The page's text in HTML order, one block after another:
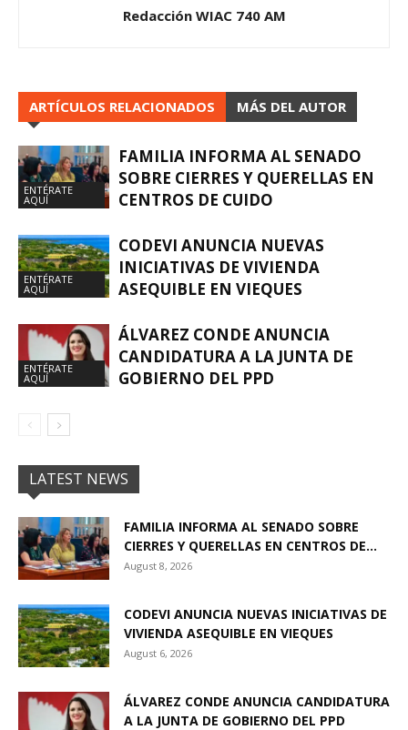
Redacción WIAC 740 AM
ARTÍCULOS RELACIONADOS MÁS DEL AUTOR
ENTÉRATE
AQUÍ
FAMILIA INFORMA AL SENADO
SOBRE CIERRES Y QUERELLAS EN
CENTROS DE CUIDO
ENTÉRATE
AQUÍ
CODEVI ANUNCIA NUEVAS
INICIATIVAS DE VIVIENDA
ASEQUIBLE EN VIEQUES
ENTÉRATE
AQUÍ
ÁLVAREZ CONDE ANUNCIA
CANDIDATURA A LA JUNTA DE
GOBIERNO DEL PPD
LATEST NEWS
FAMILIA INFORMA AL SENADO SOBRE
CIERRES Y QUERELLAS EN CENTROS DE...
August 8, 2026
CODEVI ANUNCIA NUEVAS INICIATIVAS DE
VIVIENDA ASEQUIBLE EN VIEQUES
August 6, 2026
ÁLVAREZ CONDE ANUNCIA CANDIDATURA
A LA JUNTA DE GOBIERNO DEL PPD